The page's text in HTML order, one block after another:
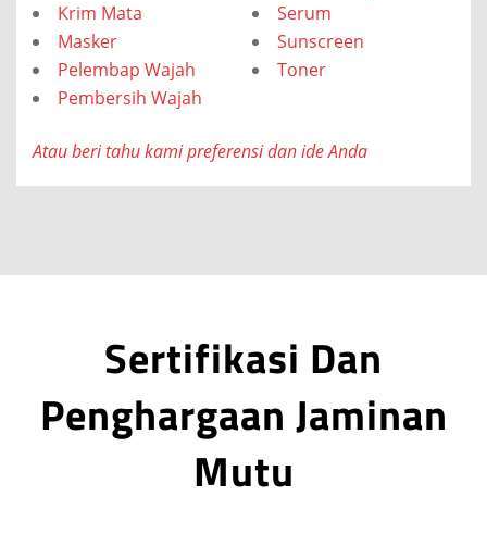
Krim Mata
Masker
Pelembap Wajah
Pembersih Wajah
Serum
Sunscreen
Toner
Atau beri tahu kami preferensi dan ide Anda
Sertifikasi Dan
Penghargaan Jaminan
Mutu